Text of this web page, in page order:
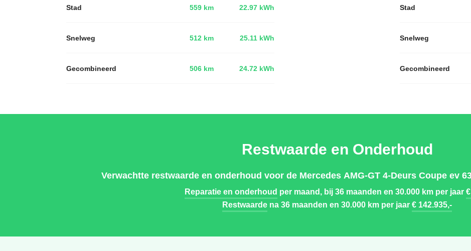
Stad 559 km 22.97 kWh
Snelweg 512 km 25.11 kWh
Gecombineerd 506 km 24.72 kWh
Stad
Snelweg
Gecombineerd
Restwaarde en Onderhoud
Verwachtte restwaarde en onderhoud voor de Mercedes AMG-GT 4-Deurs Coupe ev
Reparatie en onderhoud per maand, bij 36 maanden en 30.000 km per jaar
Restwaarde na 36 maanden en 30.000 km per jaar€ 142.935,-